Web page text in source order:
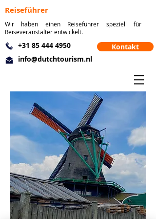
Reiseführer
Wir haben einen Reiseführer speziell für
Reiseveranstalter entwickelt.
+31 85 444 4950
info@dutchtourism.nl
Kontakt